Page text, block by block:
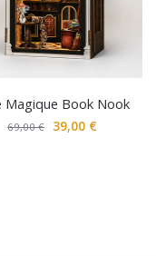
Magique Book Nook
69,00€ 39,00 €